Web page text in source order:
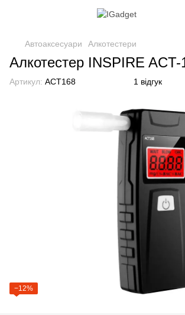
Автоаксесуари Алкотестери
Алкотестер INSPIRE ACT-
Артикул: ACT168 1 відгук
−12%